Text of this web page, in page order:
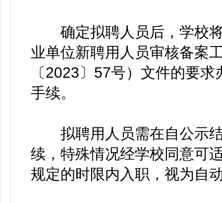
确定拟聘人员后，学校将
业单位新聘用人员审核备案
〔2023〕57号）文件的要
手续。
拟聘用人员需在自公示结
续，特殊情况经学校同意可
规定的时限内入职，视为自